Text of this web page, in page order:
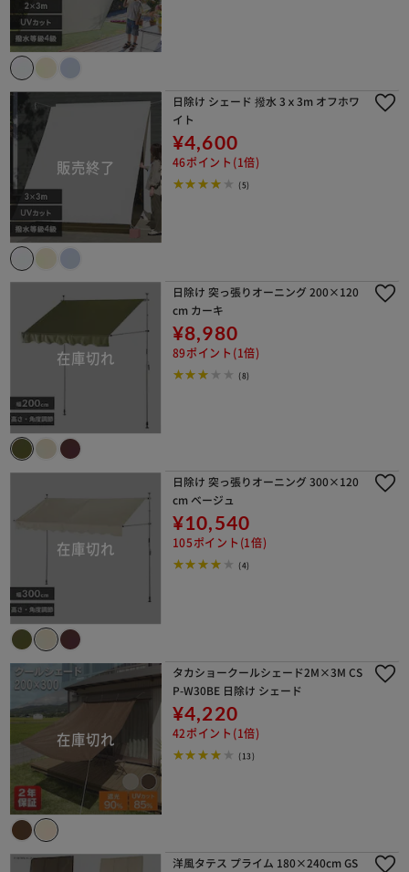
日除け シェード 撥水 3ｘ3m オフホワ
イト
¥4,600
46ポイント(1倍)
(5)
日除け 突っ張りオーニング 200×120
cm カーキ
¥8,980
89ポイント(1倍)
(8)
日除け 突っ張りオーニング 300×120
cm ベージュ
¥10,540
105ポイント(1倍)
(4)
タカショークールシェード2M×3M CS
P-W30BE 日除け シェード
¥4,220
42ポイント(1倍)
(13)
洋風タテス プライム 180×240cm GS